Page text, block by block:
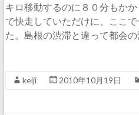
キロ移動するのに８０分もか
で快走していただけに、ここ
た。島根の渋滞と違って都会の
keiji 2010年10月19日